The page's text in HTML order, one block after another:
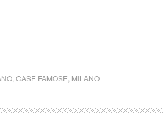
CASE FAMOSE MILANO